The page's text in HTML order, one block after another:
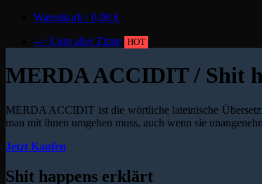
Warenkorb /0,00 €
--> Liste aller Zitate HOT
MERDA ACCIDIT / Shit
MERDA ACCIDIT ist die wörtliche lateinische
man mit ihnen umgehen muss, auch wenn sie
Jetzt Kaufen
Shit happens erklärt